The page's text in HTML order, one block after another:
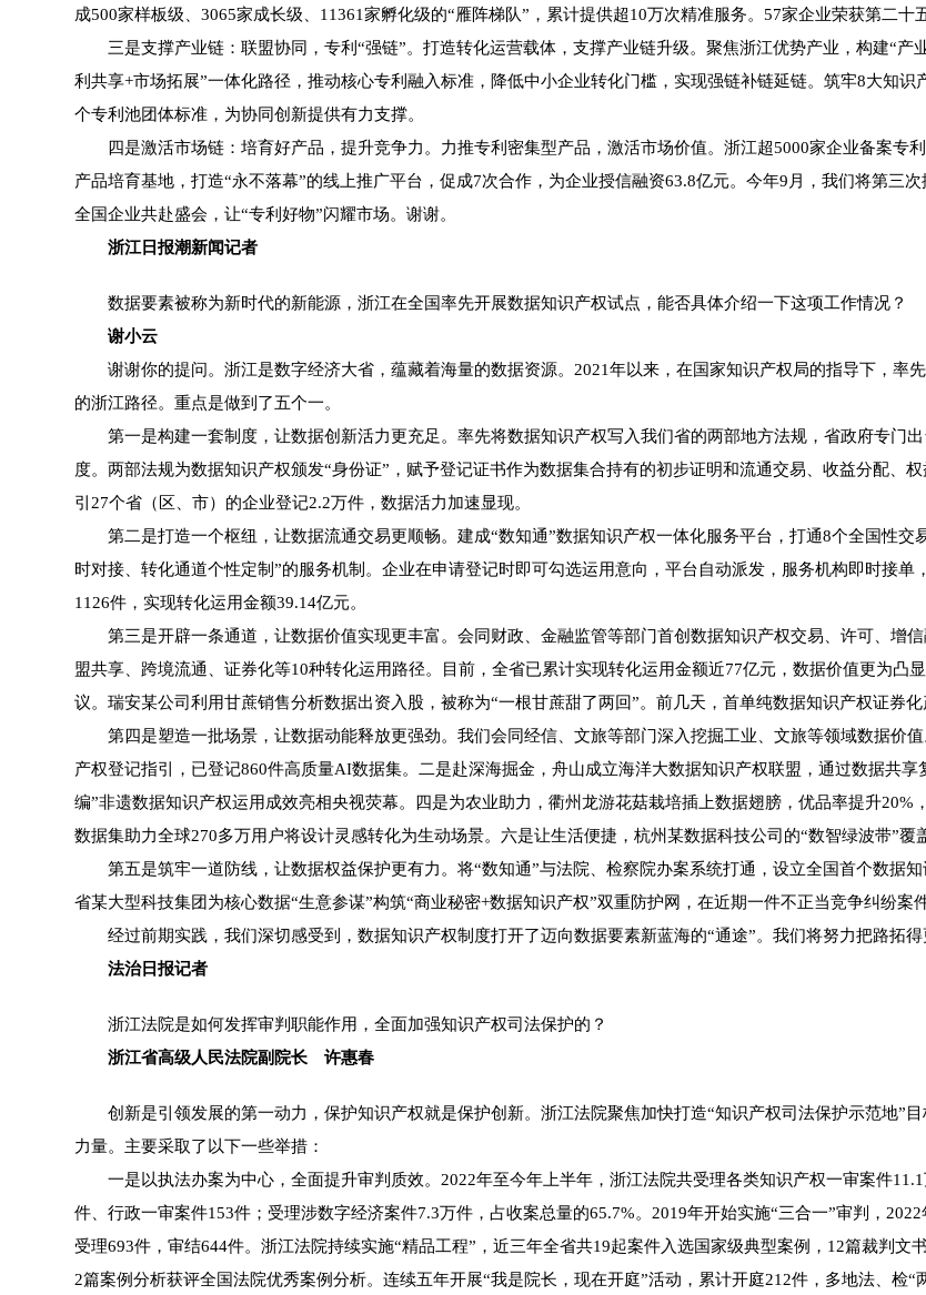
成500家样板级、3065家成长级、11361家孵化级的“雁阵梯队”，累计提供超10万次精准服务。57家企业荣获第二十
三是支撑产业链：联盟协同，专利“强链”。打造转化运营载体，支撑产业链升级。聚焦浙江优势产业，构建“产
利共享+市场拓展”一体化路径，推动核心专利融入标准，降低中小企业转化门槛，实现强链补链延链。筑牢8大知
个专利池团体标准，为协同创新提供有力支撑。
四是激活市场链：培育好产品，提升竞争力。力推专利密集型产品，激活市场价值。浙江超5000家企业备案专
产品培育基地，打造“永不落幕”的线上推广平台，促成7次合作，为企业授信融资63.8亿元。今年9月，我们将第
全国企业共赴盛会，让“专利好物”闪耀市场。谢谢。
浙江日报潮新闻记者
数据要素被称为新时代的新能源，浙江在全国率先开展数据知识产权试点，能否具体介绍一下这项工作情况？
谢小云
谢谢你的提问。浙江是数字经济大省，蕴藏着海量的数据资源。2021年以来，在国家知识产权局的指导下，率
的浙江路径。重点是做到了五个一。
第一是构建一套制度，让数据创新活力更充足。率先将数据知识产权写入我们省的两部地方法规，省政府专门出
度。两部法规为数据知识产权颁发“身份证”，赋予登记证书作为数据集合持有的初步证明和流通交易、收益分配、
引27个省（区、市）的企业登记2.2万件，数据活力加速显现。
第二是打造一个枢纽，让数据流通交易更顺畅。建成“数知通”数据知识产权一体化服务平台，打通8个全国性交
时对接、转化通道个性定制”的服务机制。企业在申请登记时即可勾选运用意向，平台自动派发，服务机构即时接
1126件，实现转化运用金额39.14亿元。
第三是开辟一条通道，让数据价值实现更丰富。会同财政、金融监管等部门首创数据知识产权交易、许可、增
盟共享、跨境流通、证券化等10种转化运用路径。目前，全省已累计实现转化运用金额近77亿元，数据价值更为凸
议。瑞安某公司利用甘蔗销售分析数据出资入股，被称为“一根甘蔗甜了两回”。前几天，首单纯数据知识产权证券化
第四是塑造一批场景，让数据动能释放更强劲。我们会同经信、文旅等部门深入挖掘工业、文旅等领域数据价
产权登记指引，已登记860件高质量AI数据集。二是赴深海掘金，舟山成立海洋大数据知识产权联盟，通过数据共
编”非遗数据知识产权运用成效亮相央视荧幕。四是为农业助力，衢州龙游花菇栽培插上数据翅膀，优品率提升
数据集助力全球270多万用户将设计灵感转化为生动场景。六是让生活便捷，杭州某数据科技公司的“数智绿波带”覆
第五是筑牢一道防线，让数据权益保护更有力。将“数知通”与法院、检察院办案系统打通，设立全国首个数据
省某大型科技集团为核心数据“生意参谋”构筑“商业秘密+数据知识产权”双重防护网，在近期一件不正当竞争纠纷案
经过前期实践，我们深切感受到，数据知识产权制度打开了迈向数据要素新蓝海的“通途”。我们将努力把路拓得
法治日报记者
浙江法院是如何发挥审判职能作用，全面加强知识产权司法保护的？
浙江省高级人民法院副院长 许惠春
创新是引领发展的第一动力，保护知识产权就是保护创新。浙江法院聚焦加快打造“知识产权司法保护示范地”
力量。主要采取了以下一些举措：
一是以执法办案为中心，全面提升审判质效。2022年至今年上半年，浙江法院共受理各类知识产权一审案件
件、行政一审案件153件；受理涉数字经济案件7.3万件，占收案总量的65.7%。2019年开始实施“三合一”审判，
受理693件，审结644件。浙江法院持续实施“精品工程”，近三年全省共19起案件入选国家级典型案例，12篇裁判文
2篇案例分析获评全国法院优秀案例分析。连续五年开展“我是院长，现在开庭”活动，累计开庭212件，多地法、检“